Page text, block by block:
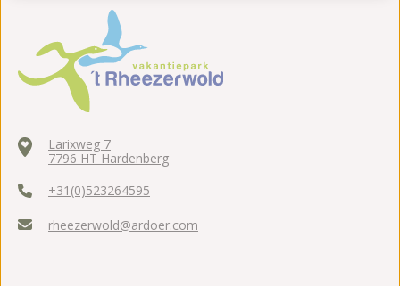
Larixweg 7
7796 HT Hardenberg
+31(0)523264595
rheezerwold@ardoer.com